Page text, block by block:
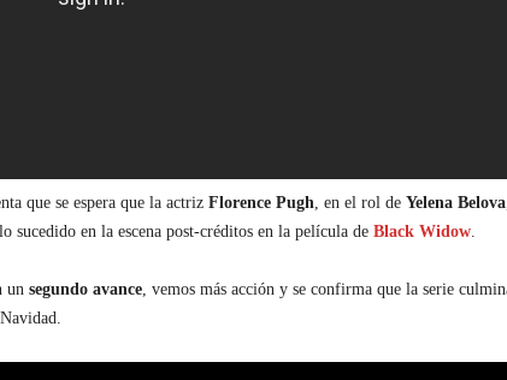
que se espera que la actriz Florence Pugh, en el rol de Yelena Belova
sucedido en la escena post-créditos en la película de Black Widow.
un segundo avance, vemos más acción y se confirma que la serie